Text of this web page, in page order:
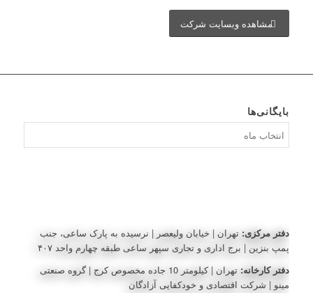
مشاهده وبسایت شرکت
بایگانی‌ها
دفتر مرکزی: تهران | خیابان ولیعصر | نرسیده به پارک ساعی، جنب
پمپ بنزین | برج اداری و تجاری سپهر ساعی طبقه چهارم واحد ۴۰۷
دفتر کارخانه:
تهران | کیلومتر 10 جاده مخصوص کرج | گروه صنعتی
مینو | شرکت اقتصادی و خودکفایی آزادگان